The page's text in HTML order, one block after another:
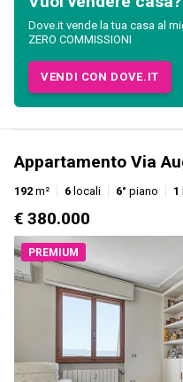
Dove.it vende la tua casa al
ZERO COMMISSIONI
VENDI CON DOVE.IT
Appartamento Via
192 m² 6 locali 6° piano 1
€ 380.000
PREMIUM